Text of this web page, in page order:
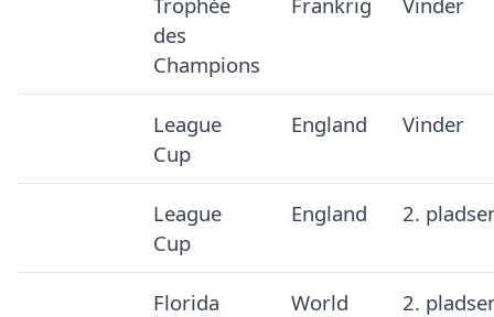
des
Champions
League
Cup
England Vinder
League
Cup
England 2.
Florida
World 2.